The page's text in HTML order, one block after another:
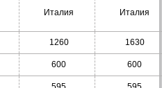
Италия Италия
1260 1630
600 600